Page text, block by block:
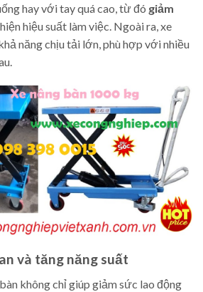
hay với tay quá cao, từ đó giảm
hiệu suất làm việc. Ngoài ra, xe
năng chịu tải lớn, phù hợp với nhiều
và tăng năng suất
không chỉ giúp giảm sức lao động